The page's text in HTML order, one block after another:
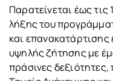
Παρατείνεται έως
λήξης του
και
υψηλής ζήτησης με
πράσινες